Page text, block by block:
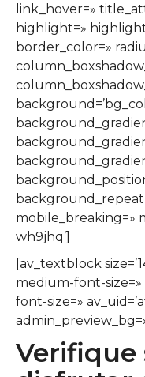
link_hover=»
highlight=»
border_color=»
mobile_breaking=»
wh9jhq’]
[av_textblock
medium-font-size=»
font-size=»
Verifique